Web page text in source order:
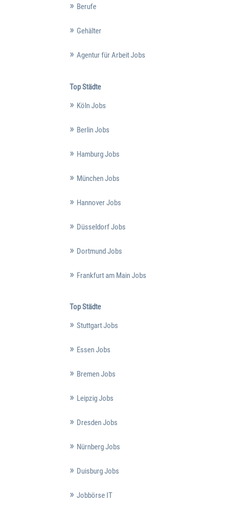
Berufe
Gehälter
Agentur für Arbeit Jobs
Top Städte
Köln Jobs
Berlin Jobs
Hamburg Jobs
München Jobs
Hannover Jobs
Düsseldorf Jobs
Dortmund Jobs
Frankfurt am Main Jobs
Top Städte
Stuttgart Jobs
Essen Jobs
Bremen Jobs
Leipzig Jobs
Dresden Jobs
Nürnberg Jobs
Duisburg Jobs
Jobbörse IT